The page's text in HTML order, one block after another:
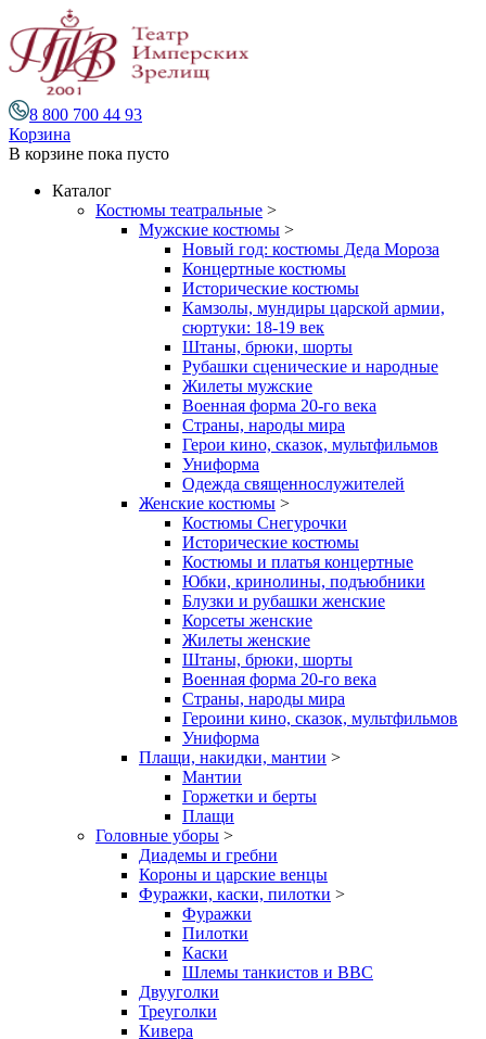
8 800 700 44 93
Корзина
В корзине пока пусто
Каталог
Костюмы театральные >
Мужские костюмы >
Новый год: костюмы Деда Мороза
Концертные костюмы
Исторические костюмы
Камзолы, мундиры царской армии,
сюртуки: 18-19 век
Штаны, брюки, шорты
Рубашки сценические и народные
Жилеты мужские
Военная форма 20-го века
Страны, народы мира
Герои кино, сказок, мультфильмов
Униформа
Одежда священнослужителей
Женские костюмы >
Костюмы Снегурочки
Исторические костюмы
Костюмы и платья концертные
Юбки, кринолины, подъюбники
Блузки и рубашки женские
Корсеты женские
Жилеты женские
Штаны, брюки, шорты
Военная форма 20-го века
Страны, народы мира
Героини кино, сказок, мультфильмов
Униформа
Плащи, накидки, мантии >
Мантии
Горжетки и берты
Плащи
Головные уборы >
Диадемы и гребни
Короны и царские венцы
Фуражки, каски, пилотки >
Фуражки
Пилотки
Каски
Шлемы танкистов и ВВС
Двууголки
Треуголки
Кивера